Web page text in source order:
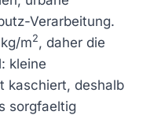
Verarbeitung.
m2 , daher die
kleine
kaschiert, deshalb
sorgfaeltig